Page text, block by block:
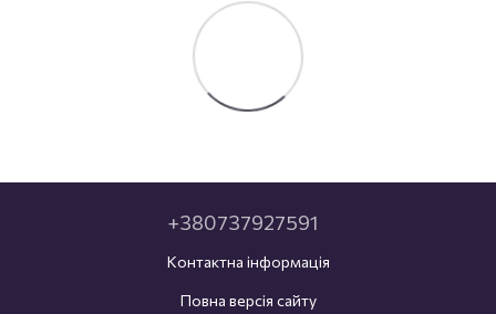
+380737927591
Контактна інформація
Повна версія сайту